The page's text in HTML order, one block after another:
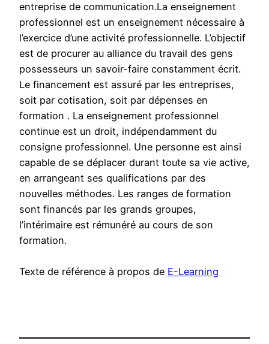
entreprise de communication.La enseignement
professionnel est un enseignement nécessaire à
l’exercice d’une activité professionnelle. L’objectif
est de procurer au alliance du travail des gens
possesseurs un savoir-faire constamment écrit.
Le financement est assuré par les entreprises,
soit par cotisation, soit par dépenses en
formation . La enseignement professionnel
continue est un droit, indépendamment du
consigne professionnel. Une personne est ainsi
capable de se déplacer durant toute sa vie active,
en arrangeant ses qualifications par des
nouvelles méthodes. Les ranges de formation
sont financés par les grands groupes,
l’intérimaire est rémunéré au cours de son
formation.
Texte de référence à propos de E-Learning